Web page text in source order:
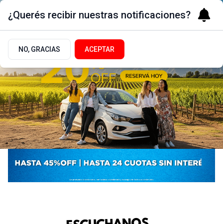
¿Querés recibir nuestras notificaciones?
NO, GRACIAS ACEPTAR